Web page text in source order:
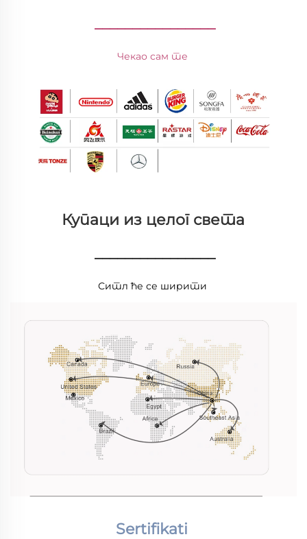
________________
Чекао сам те
Купаци из целог света
________________
Ситл ће се ширити
Sertifikati